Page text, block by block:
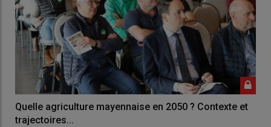
Quelle agriculture mayennaise en 2050 ? Contexte et
trajectoires...